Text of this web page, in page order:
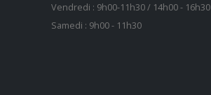
Vendredi : 9h00-11h30 / 14h00 - 16h30
Samedi : 9h00 - 11h30